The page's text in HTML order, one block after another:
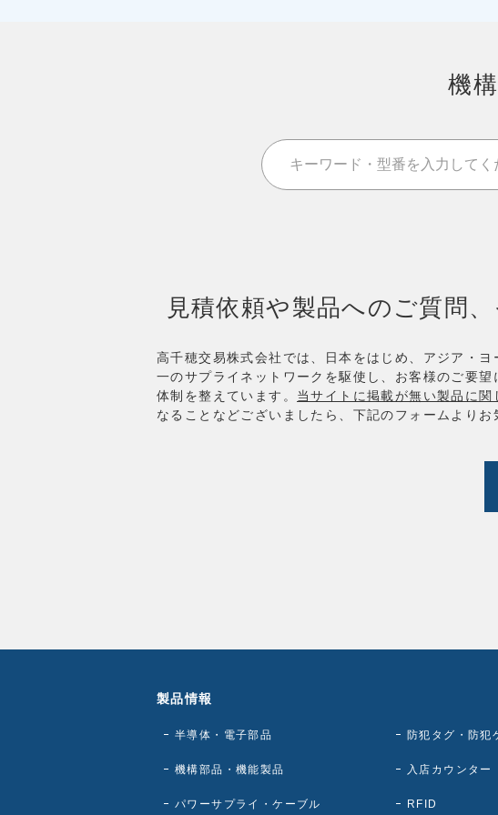
機
見積依頼や製品へのご質問
高千穂交易株式会社では、日本をはじめ、アジア・
一のサプライネットワークを駆使し、お客様のご要
体制を整えています。 当サイトに掲載が無い製品に
なることなどございましたら、下記のフォームよりお
製品情報
半導体・電子部品
機構部品・機能製品
パワーサプライ・ケーブル
防犯タグ・防犯
入店カウンター
RFID